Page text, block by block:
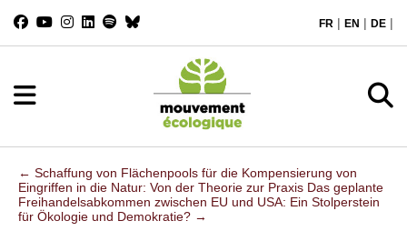
FR | EN | DE |
← Schaffung von Flächenpools für die Kompensierung von
Eingriffen in die Natur: Von der Theorie zur Praxis Das geplante
Freihandelsabkommen zwischen EU und USA: Ein Stolperstein
für Ökologie und Demokratie? →